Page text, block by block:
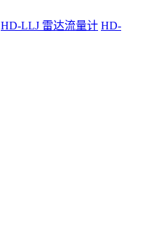
HD-LLJ 雷达流量计 HD-